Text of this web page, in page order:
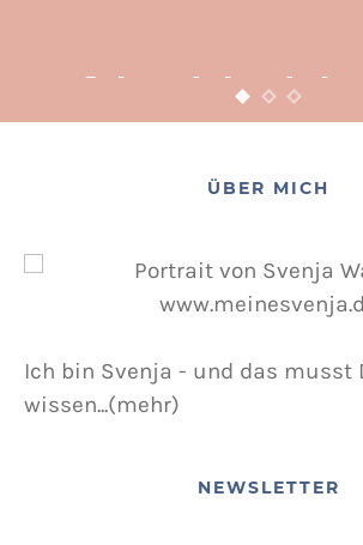
Adventsbasteln
gemacht
POSTED ON
ÜBER MICH
Ich bin Svenja - und das musst
wissen...(mehr)
NEWSLETTER